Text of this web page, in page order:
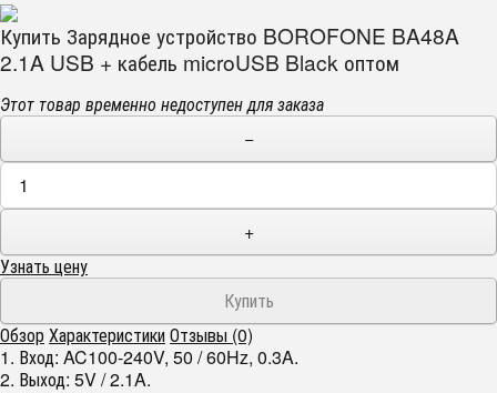
Купить Зарядное устройство BOROFONE BA48A
2.1A USB + кабель microUSB Black оптом
Этот товар временно недоступен для заказа
−
+
Узнать цену
ОбзорХарактеристикиОтзывы (0)
1. Вход: AC100-240V, 50 / 60Hz, 0.3A.
2. Выход: 5V / 2.1A.